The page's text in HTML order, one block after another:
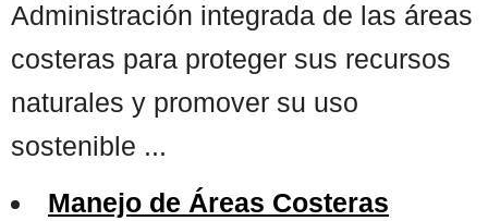
Administración integrada de las áreas
costeras para proteger sus recursos
naturales y promover su uso
sostenible ...
Manejo de Áreas Costeras